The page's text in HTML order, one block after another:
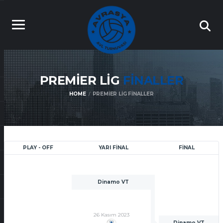
PREMIER LIG FINALLER
HOME PREMIER LIG FINALLER
PLAY - OFF YARI FINAL FINAL
Dinamo VT
26 Kasım 2023